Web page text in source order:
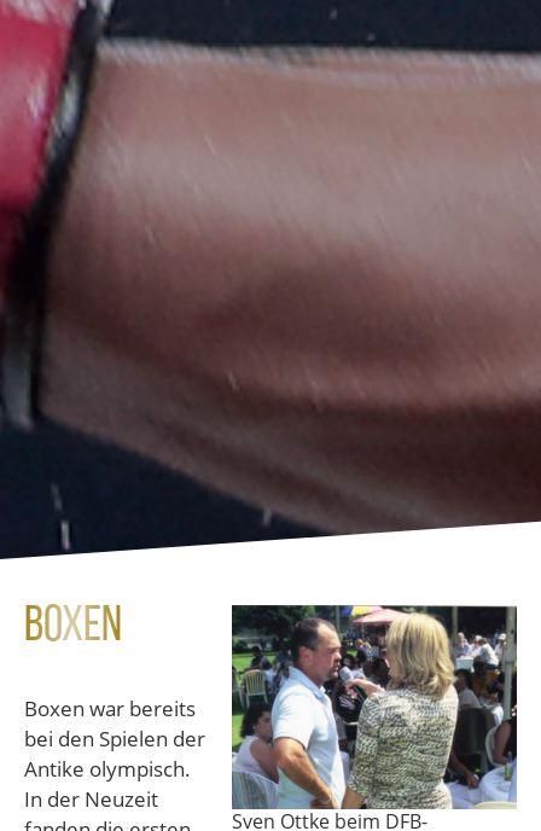
Sven Ottke beim DFB-
Boxen
Boxen war bereits
bei den Spielen der
Antike olympisch.
In der Neuzeit